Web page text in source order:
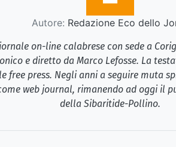
Autore: Redazione Eco dello
on-line calabrese con sede a
e diretto da Marco Lefosse. La
free press. Negli anni a seguire muta
web journal, rimanendo ad oggi il
della Sibaritide-Pollino.